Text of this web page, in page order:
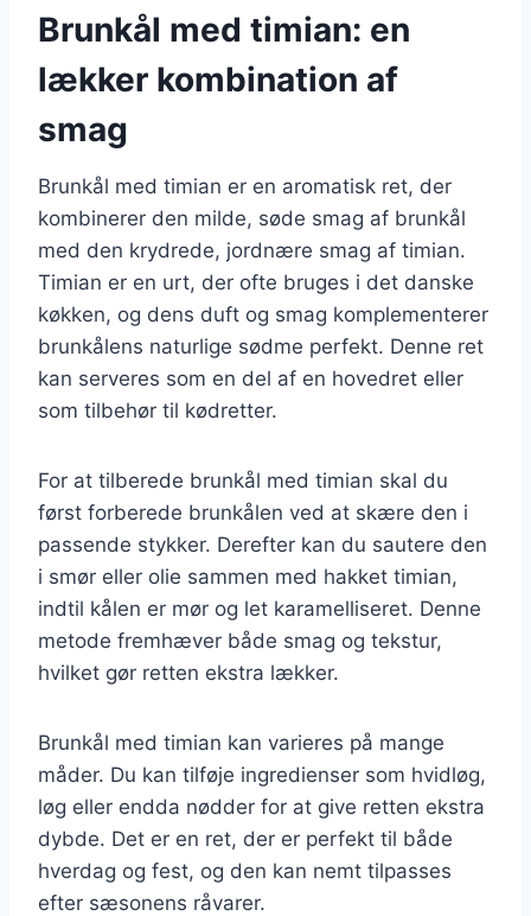
Brunkål med timian: en
lækker kombination af
smag
Brunkål med timian er en aromatisk ret, der
kombinerer den milde, søde smag af brunkål
med den krydrede, jordnære smag af timian.
Timian er en urt, der ofte bruges i det danske
køkken, og dens duft og smag komplementerer
brunkålens naturlige sødme perfekt. Denne ret
kan serveres som en del af en hovedret eller
som tilbehør til kødretter.
For at tilberede brunkål med timian skal du
først forberede brunkålen ved at skære den i
passende stykker. Derefter kan du sautere den
i smør eller olie sammen med hakket timian,
indtil kålen er mør og let karamelliseret. Denne
metode fremhæver både smag og tekstur,
hvilket gør retten ekstra lækker.
Brunkål med timian kan varieres på mange
måder. Du kan tilføje ingredienser som hvidløg,
løg eller endda nødder for at give retten ekstra
dybde. Det er en ret, der er perfekt til både
hverdag og fest, og den kan nemt tilpasses
efter sæsonens råvarer.